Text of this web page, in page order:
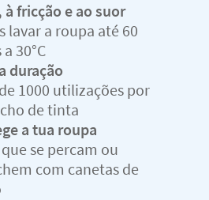
à fricção e ao suor
lavar a roupa até 60
30°C
duração
1000 utilizações por
de tinta
a tua roupa
se percam ou
com canetas de